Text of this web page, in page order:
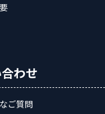
わせ
ご質問